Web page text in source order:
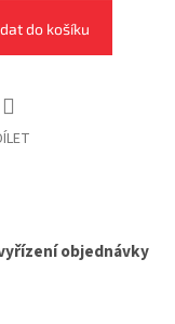
do košíku
objednávky